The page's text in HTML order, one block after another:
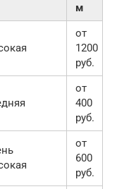
м
от
1200
руб.
от
400
руб.
от
600
руб.